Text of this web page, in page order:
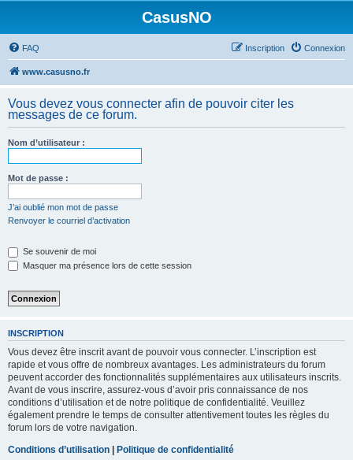
CasusNO
FAQ Connexion
Inscription
www.casusno.fr
Vous devez vous connecter afin de pouvoir citer les
messages de ce forum.
Nom d’utilisateur :
Mot de passe :
J’ai oublié mon mot de passe
Renvoyer le courriel d’activation
Se souvenir de moi
Masquer ma présence lors de cette session
INSCRIPTION
Vous devez être inscrit avant de pouvoir vous connecter. L’inscription est
rapide et vous offre de nombreux avantages. Les administrateurs du forum
peuvent accorder des fonctionnalités supplémentaires aux utilisateurs inscrits.
Avant de vous inscrire, assurez-vous d’avoir pris connaissance de nos
conditions d’utilisation et de notre politique de confidentialité. Veuillez
également prendre le temps de consulter attentivement toutes les règles du
forum lors de votre navigation.
Conditions d’utilisation | Politique de confidentialité